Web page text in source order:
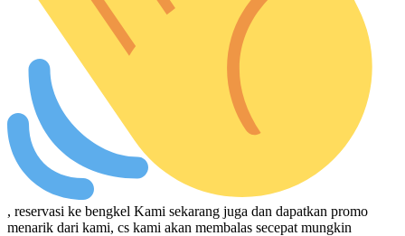
, reservasi ke bengkel Kami sekarang juga dan dapatkan promo
menarik dari kami, cs kami akan membalas secepat mungkin